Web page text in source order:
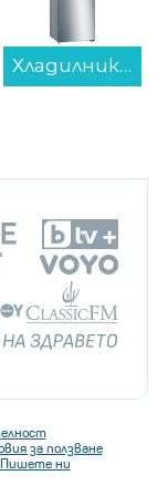
Памет USB SanDisk Ultra Dual USB-C/USB 3.1 128GB SDDDC3-128G-G46...
за ползване
Пишете ни